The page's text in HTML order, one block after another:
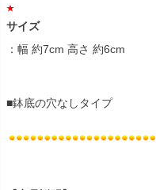
サイズ
：幅 約7cm 高さ 約6cm
■鉢底の穴なしタイプ